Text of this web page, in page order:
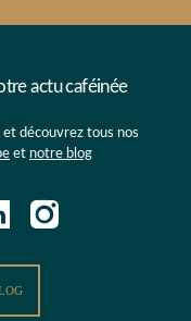
actu caféinée
et découvrez tous nos
et notre blog